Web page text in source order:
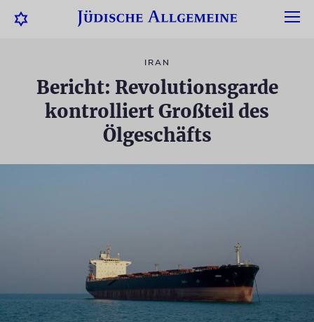
IRAN
Bericht: Revolutionsgarde
kontrolliert Großteil des
Ölgeschäfts